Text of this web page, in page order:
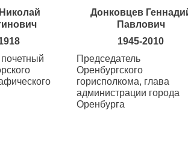
почетный
Донковцев
Павлович
1945-2010
Председатель
Оренбургского
горисполкома, глава
администрации города
Оренбурга